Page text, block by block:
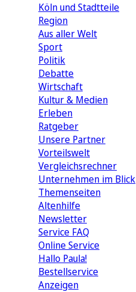
Köln und Stadtteile
Region
Aus aller Welt
Sport
Politik
Debatte
Wirtschaft
Kultur & Medien
Erleben
Ratgeber
Unsere Partner
Vorteilswelt
Vergleichsrechner
Unternehmen im Blick
Themenseiten
Altenhilfe
Newsletter
Service FAQ
Online Service
Hallo Paula!
Bestellservice
Anzeigen